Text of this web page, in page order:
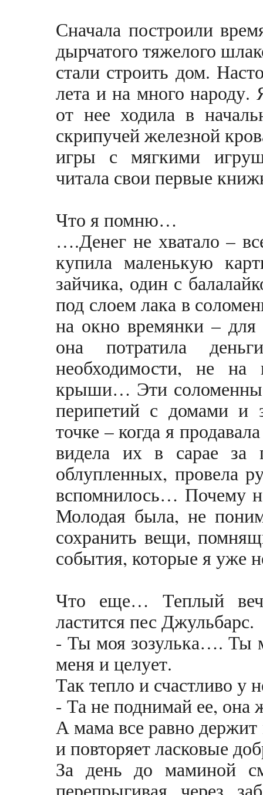
Сначала построили
дырчатого тяжелого
стали строить дом.
лета и на много
от нее ходила в
скрипучей железной
игры с мягкими
читала свои первые
Что я помню…
….Денег не хватало –
купила маленькую
зайчика, один с
под слоем лака в
на окно времянки –
она потратила
необходимости, не
крыши… Эти
перипетий с домами и
точке – когда я
видела их в сарае за
облупленных, провела
вспомнилось… Почему
Молодая была, не
сохранить вещи,
события, которые я уже
Что еще… Теплый
ластится пес Джульбарс.
- Ты моя зозулька…. Ты
меня и целует.
Так тепло и счастливо у
- Та не поднимай ее,
А мама все равно
и повторяет ласковые
За день до маминой
перепрыгивая через